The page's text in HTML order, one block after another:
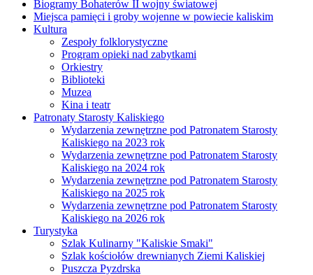
Biogramy Bohaterów II wojny światowej
Miejsca pamięci i groby wojenne w powiecie kaliskim
Kultura
Zespoły folklorystyczne
Program opieki nad zabytkami
Orkiestry
Biblioteki
Muzea
Kina i teatr
Patronaty Starosty Kaliskiego
Wydarzenia zewnętrzne pod Patronatem Starosty
Kaliskiego na 2023 rok
Wydarzenia zewnętrzne pod Patronatem Starosty
Kaliskiego na 2024 rok
Wydarzenia zewnętrzne pod Patronatem Starosty
Kaliskiego na 2025 rok
Wydarzenia zewnętrzne pod Patronatem Starosty
Kaliskiego na 2026 rok
Turystyka
Szlak Kulinarny "Kaliskie Smaki"
Szlak kościołów drewnianych Ziemi Kaliskiej
Puszcza Pyzdrska